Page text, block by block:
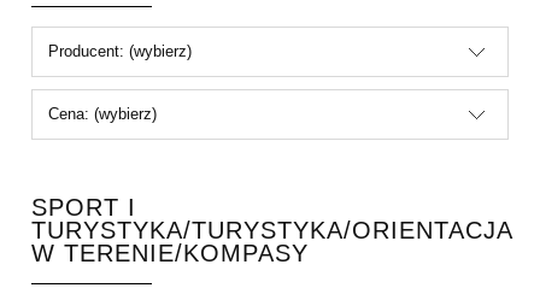
Producent: (wybierz)
Cena: (wybierz)
SPORT I
TURYSTYKA/TURYSTYKA/ORIENTACJA
W TERENIE/KOMPASY